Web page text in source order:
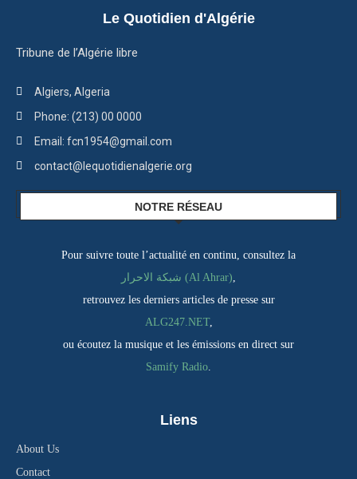
Le Quotidien d'Algérie
Tribune de l’Algérie libre
Algiers, Algeria
Phone: (213) 00 0000
Email: fcn1954@gmail.com
contact@lequotidienalgerie.org
NOTRE RÉSEAU
Pour suivre toute l’actualité en continu, consultez la
شبكة الاحرار (Al Ahrar)
retrouvez les derniers articles de presse sur
ALG247.NET,
ou écoutez la musique et les émissions en direct sur
Samify Radio
Liens
About Us
Contact